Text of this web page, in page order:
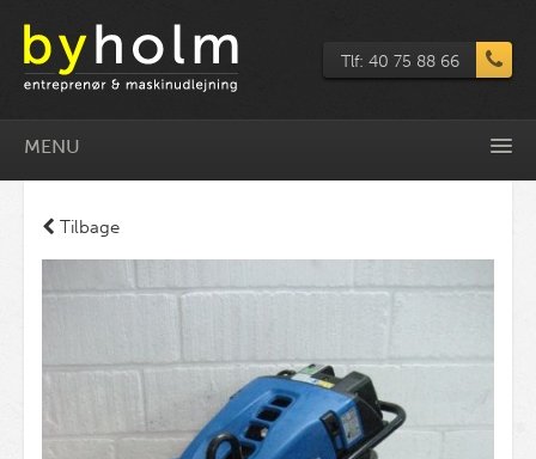
Tlf: 40 75 88 66
MENU
Tilbage